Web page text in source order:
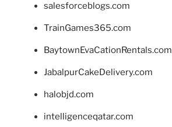
salesforceblogs.com
TrainGames365.com
BaytownEvaCationRentals.com
JabalpurCakeDelivery.com
halobjd.com
intelligenceqatar.com